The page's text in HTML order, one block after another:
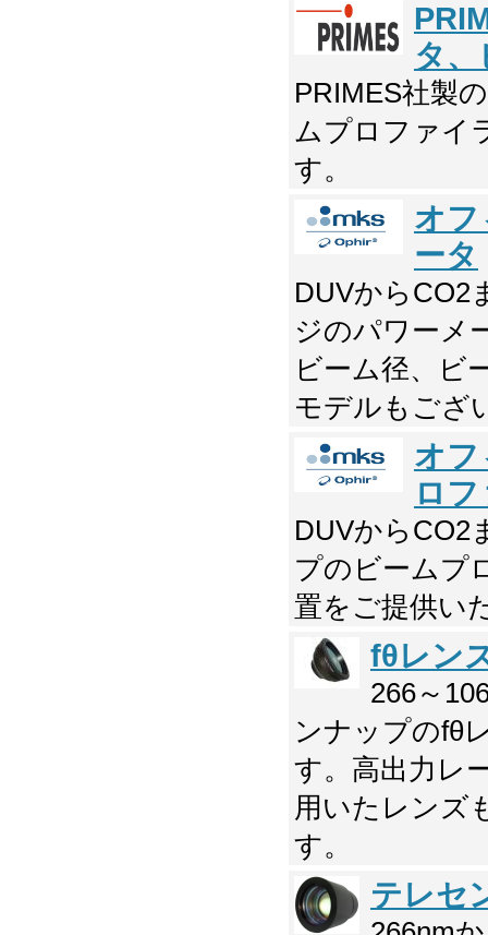
タ
PRIMES社製
ムプロファイ
す。
オフ
ータ
DUVからCO2
ジのパワーメ
ビーム径、ビ
モデルもござ
オフ
ロ
DUVからCO2
プのビームプ
置をご提供い
fθレン
266～
ンナップのfθ
す。高出力レ
用いたレンズ
す。
テレセ